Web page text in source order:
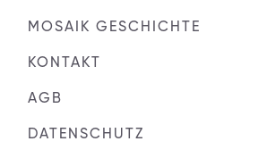
MOSAIK GESCHICHTE
KONTAKT
AGB
DATENSCHUTZ